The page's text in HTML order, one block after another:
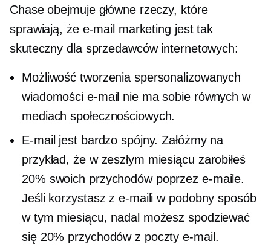
Chase obejmuje główne rzeczy, które
sprawiają, że e-mail marketing jest tak
skuteczny dla sprzedawców internetowych:
Możliwość tworzenia spersonalizowanych
wiadomości e-mail nie ma sobie równych w
mediach społecznościowych.
E-mail jest bardzo spójny. Załóżmy na
przykład, że w zeszłym miesiącu zarobiłeś
20% swoich przychodów poprzez e-maile.
Jeśli korzystasz z e-maili w podobny sposób
w tym miesiącu, nadal możesz spodziewać
się 20% przychodów z poczty e-mail.